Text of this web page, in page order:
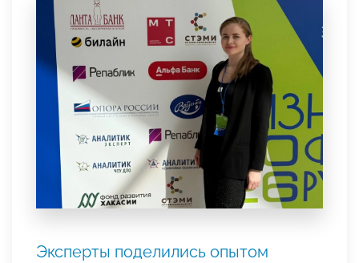
Эксперты поделились опытом